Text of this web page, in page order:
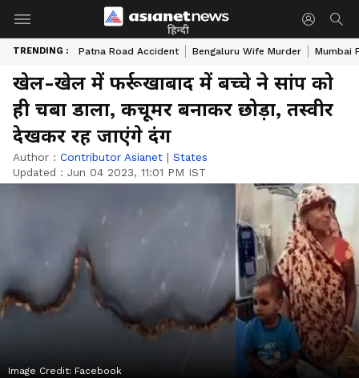
हिन्दी
TRENDING : Patna Road Accident Bengaluru Wife Murder Mumbai
खेल-खेल में फर्रूखाबाद में बच्चे ने सांप को
ही चबा डाला, कचूमर बनाकर छोड़ा, तस्वीर
देखकर रह जाएंगे दंग
Author : Contributor Asianet | States
Updated : Jun 04 2023, 11:01 PM IST
Image Credit: Facebook